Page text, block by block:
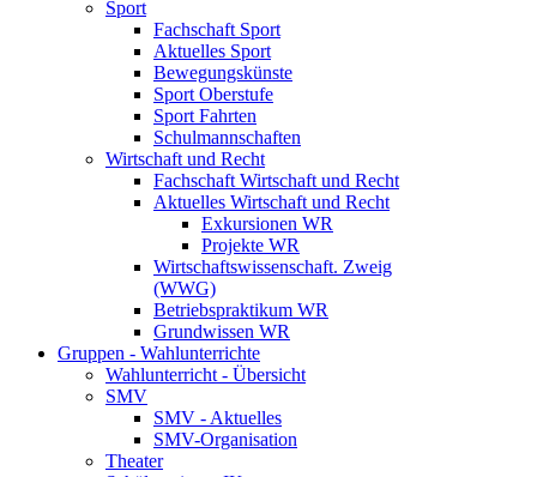
Sport
Fachschaft Sport
Aktuelles Sport
Bewegungskünste
Sport Oberstufe
Sport Fahrten
Schulmannschaften
Wirtschaft und Recht
Fachschaft Wirtschaft und Recht
Aktuelles Wirtschaft und Recht
Exkursionen WR
Projekte WR
Wirtschaftswissenschaft. Zweig
(WWG)
Betriebspraktikum WR
Grundwissen WR
Gruppen - Wahlunterrichte
Wahlunterricht - Übersicht
SMV
SMV - Aktuelles
SMV-Organisation
Theater